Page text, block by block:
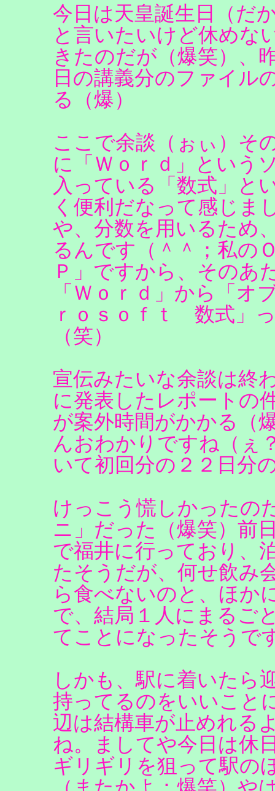
今日は天皇誕生日（だ
と言いたいけど休めな
きたのだが（爆笑）、
日の講義分のファイル
る（爆）
ここで余談（ぉぃ）そ
に「Ｗｏｒｄ」という
入っている「数式」と
く便利だなって感じま
や、分数を用いるため
るんです（＾＾；私の
Ｐ」ですから、そのあ
「Ｗｏｒｄ」から「オ
ｒｏｓｏｆｔ 数式」
（笑）
宣伝みたいな余談は終
に発表したレポートの
が案外時間がかかる（
んおわかりですね（ぇ
いて初回分の２２日分
けっこう慌しかったの
ニ」だった（爆笑）前
で福井に行っており、
たそうだが、何せ飲み
ら食べないのと、ほか
で、結局１人にまるご
てことになったそうで
しかも、駅に着いたら
持ってるのをいいこと
辺は結構車が止めれる
ね。ましてや今日は休
ギリギリを狙って駅の